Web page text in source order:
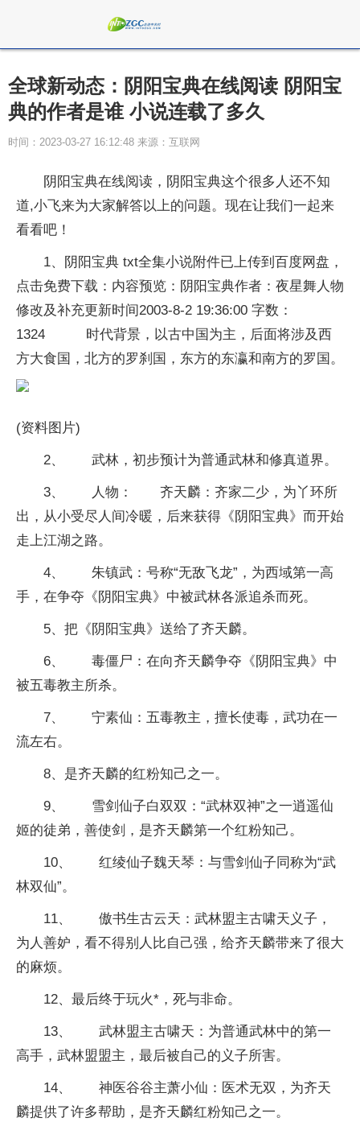
全球新动态：阴阳宝典在线阅读 阴阳宝
典的作者是谁 小说连载了多久
时间：2023-03-27 16:12:48 来源：互联网
阴阳宝典在线阅读，阴阳宝典这个很多人还不知
道,小飞来为大家解答以上的问题。现在让我们一起来
看看吧！
1、阴阳宝典 txt全集小说附件已上传到百度网盘，
点击免费下载：内容预览：阴阳宝典作者：夜星舞人物
修改及补充更新时间2003-8-2 19:36:00 字数：
1324 时代背景，以古中国为主，后面将涉及西
方大食国，北方的罗刹国，东方的东瀛和南方的罗国。
(资料图片)
2、 武林，初步预计为普通武林和修真道界。
3、 人物： 齐天麟：齐家二少，为丫环所
出，从小受尽人间冷暖，后来获得《阴阳宝典》而开始
走上江湖之路。
4、 朱镇武：号称“无敌飞龙”，为西域第一高
手，在争夺《阴阳宝典》中被武林各派追杀而死。
5、把《阴阳宝典》送给了齐天麟。
6、 毒僵尸：在向齐天麟争夺《阴阳宝典》中
被五毒教主所杀。
7、 宁素仙：五毒教主，擅长使毒，武功在一
流左右。
8、是齐天麟的红粉知己之一。
9、 雪剑仙子白双双：“武林双神”之一逍遥仙
姬的徒弟，善使剑，是齐天麟第一个红粉知己。
10、 红绫仙子魏天琴：与雪剑仙子同称为“武
林双仙”。
11、 傲书生古云天：武林盟主古啸天义子，
为人善妒，看不得别人比自己强，给齐天麟带来了很大
的麻烦。
12、最后终于玩火*，死与非命。
13、 武林盟主古啸天：为普通武林中的第一
高手，武林盟盟主，最后被自己的义子所害。
14、 神医谷谷主萧小仙：医术无双，为齐天
麟提供了许多帮助，是齐天麟红粉知己之一。